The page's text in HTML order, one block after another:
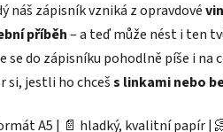
náš zápisník vzniká z opravdové
příběh– a teď může nést i ten
se do zápisníku pohodlně píše i na
si, jestli ho chcešs linkami nebo
A5 | 📄 hladký, kvalitní papír |